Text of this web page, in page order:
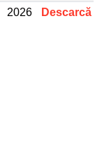
2026 Descarcă